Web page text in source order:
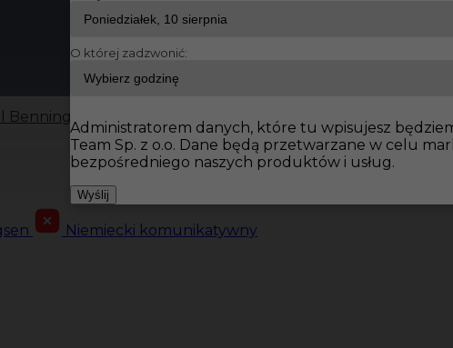
Benningsen
Niemiecki komunikatywny
O której zadzwonić:
Administratorem danych, które tu wpisujesz
Team Sp. z o.o. Dane będą przetwarzane w celu
bezpośredniego naszych produktów i usług.
Wyślij